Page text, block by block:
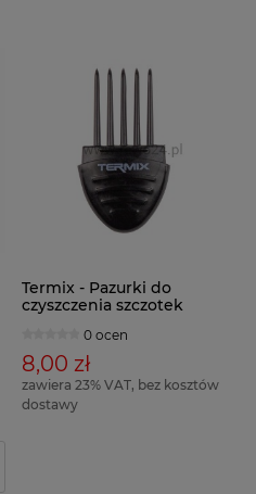
Termix - Pazurki do
czyszczenia szczotek
0 ocen
8,00 zł
zawiera 23% VAT, bez kosztów
dostawy